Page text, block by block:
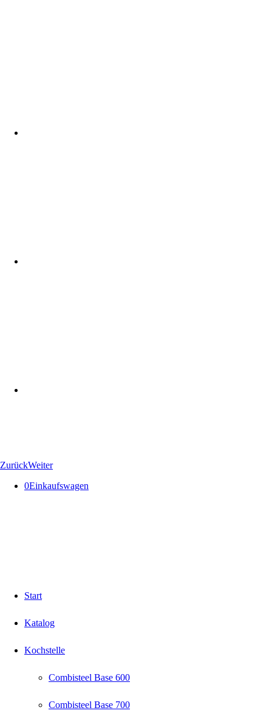
ZurückWeiter
0Einkaufswagen
Start
Katalog
Kochstelle
Combisteel Base 600
Combisteel Base 700